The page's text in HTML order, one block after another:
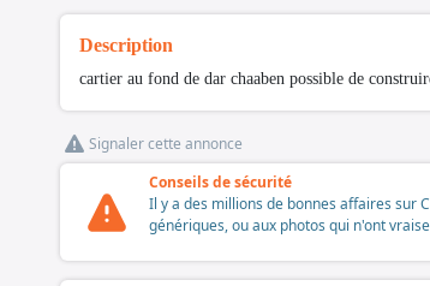
Description
cartier au fond de dar chaaben possible de
Signaler cette annonce
Conseils de sécurité
Il y a des millions de bonnes affaires sur
génériques, ou aux photos qui n'ont